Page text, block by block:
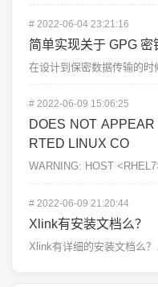
# 2022-06-04 23:21:16
简单实现关于 GPG 密
# 2022-06-09 15:06:25
DOES NOT
RTED LINUX CO
WARNING: HOST
# 2022-06-09 21:20:44
Xlink有安装文档么？
Xlink有详细的安装文档么？